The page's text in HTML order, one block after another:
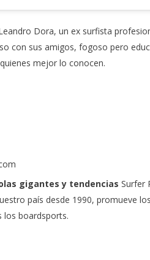
Dora, un ex surfista
con sus amigos, fogoso pero
mejor lo conocen.
gigantes y tendencias Surfer
país desde 1990, promueve
los boardsports.